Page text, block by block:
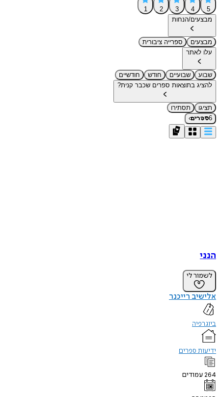
5
4
3
2
1
מבצעים/הנחות
מבצעים
ספרייה ציבורית
עלו לאתר
שבוע שבועיים חודש
חודשיים
להציג בתוצאות ספרים שכבר קנית?
תציגו
תסתירו
6ספרים›
הנני
לשמור לי
אלישיב רייכנר
ביוגרפיה
ידיעות ספרים
264עמודים